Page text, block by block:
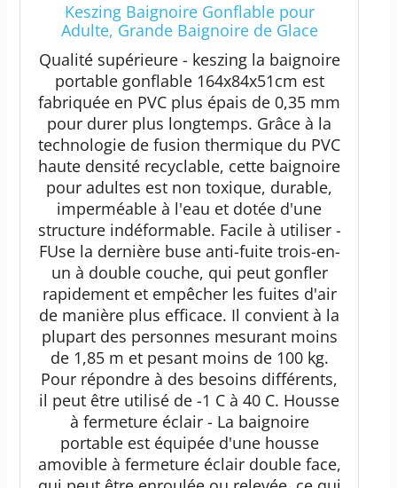
Keszing Baignoire Gonflable pour
Adulte, Grande Baignoire de Glace
Portable pour la Famille, la Maison, Le
Spa avec Housse à Fermeture éclair,
conçue avec appuie-tête, Porte-gobelet
(Pompe à air)
Qualité supérieure - keszing la baignoire
portable gonflable 164x84x51cm est
fabriquée en PVC plus épais de 0,35 mm
pour durer plus longtemps. Grâce à la
technologie de fusion thermique du PVC
haute densité recyclable, cette baignoire
pour adultes est non toxique, durable,
imperméable à l'eau et dotée d'une
structure indéformable. Facile à utiliser -
FUse la dernière buse anti-fuite trois-en-
un à double couche, qui peut gonfler
rapidement et empêcher les fuites d'air
de manière plus efficace. Il convient à la
plupart des personnes mesurant moins
de 1,85 m et pesant moins de 100 kg.
Pour répondre à des besoins différents,
il peut être utilisé de -1 C à 40 C. Housse
à fermeture éclair - La baignoire
portable est équipée d'une housse
amovible à fermeture éclair double face,